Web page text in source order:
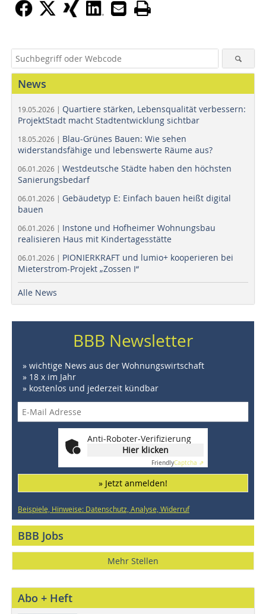
News
19.05.2026 | Quartiere stärken, Lebensqualität verbessern:
ProjektStadt macht Stadtentwicklung sichtbar
18.05.2026 | Blau-Grünes Bauen: Wie sehen
widerstandsfähige und lebenswerte Räume aus?
06.01.2026 | Westdeutsche Städte haben den höchsten
Sanierungsbedarf
06.01.2026 | Gebäudetyp E: Einfach bauen heißt digital
bauen
06.01.2026 | Instone und Hofheimer Wohnungsbau
realisieren Haus mit Kindertagesstätte
06.01.2026 | PIONIERKRAFT und lumio+ kooperieren bei
Mieterstrom-Projekt „Zossen I“
Alle News
BBB Newsletter
» wichtige News aus der Wohnungswirtschaft
» 18 x im Jahr
» kostenlos und jederzeit kündbar
Anti-Roboter-Verifizierung
Hier klicken
FriendlyCaptcha ⇗
» Jetzt anmelden!
Beispiele, Hinweise: Datenschutz, Analyse, Widerruf
BBB Jobs
Mehr Stellen
Abo + Heft